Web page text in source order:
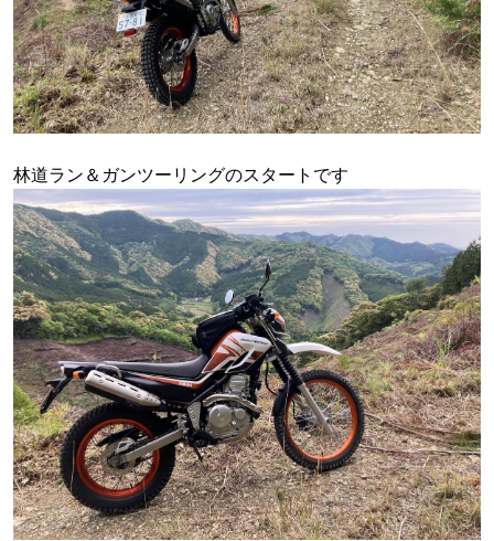
林道ラン＆ガンツーリングのスタートです